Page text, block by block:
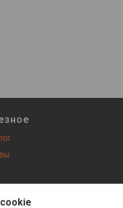
Deal.by
cookies